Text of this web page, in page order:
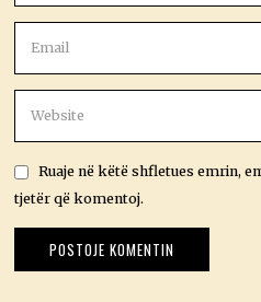
Ruaje në këtë shfletues emrin,
tjetër që komentoj.